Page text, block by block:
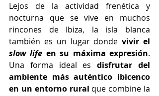
Lejos de la actividad frenética y
nocturna que se vive en muchos
rincones de Ibiza, la isla blanca
también es un lugar donde
slow life en su máxima expresión.
Una forma ideal es disfrutar del
ambiente más auténtico ibicenco
en un entorno rural que combine la